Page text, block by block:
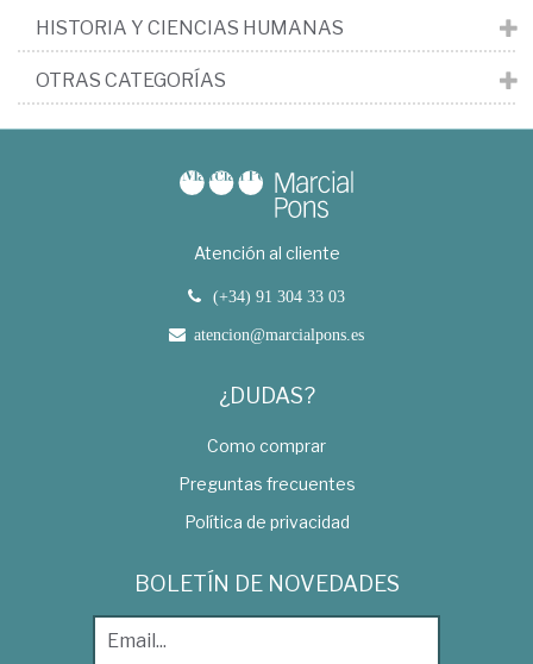
HISTORIA Y CIENCIAS HUMANAS
OTRAS CATEGORÍAS
Atención al cliente
(+34) 91 304 33 03
atencion@marcialpons.es
¿DUDAS?
Como comprar
Preguntas frecuentes
Política de privacidad
BOLETÍN DE NOVEDADES